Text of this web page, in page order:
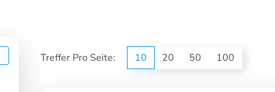
Treffer Pro Seite: 10 20 50 100